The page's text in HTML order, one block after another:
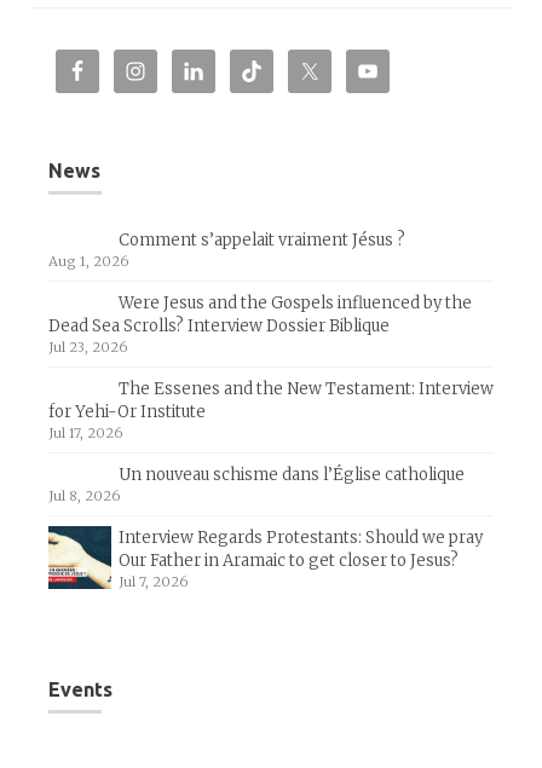
News
Comment s’appelait vraiment Jésus ?
Aug 1, 2026
Were Jesus and the Gospels influenced by the
Dead Sea Scrolls? Interview Dossier Biblique
Jul 23, 2026
The Essenes and the New Testament: Interview
for Yehi-Or Institute
Jul 17, 2026
Un nouveau schisme dans l’Église catholique
Jul 8, 2026
Interview Regards Protestants: Should we pray
Our Father in Aramaic to get closer to Jesus?
Jul 7, 2026
Events